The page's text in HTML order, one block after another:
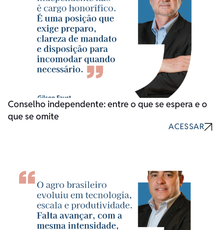
Conselho independente: entre o que se espera e o
que se omite
ACESSAR